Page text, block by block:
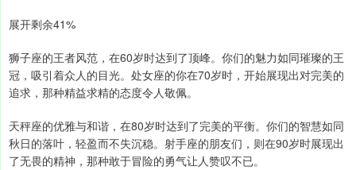
展开剩余41%
狮子座的王者风范，在60岁时达到了顶峰。你们的魅力如同璀璨的王
冠，吸引着众人的目光。处女座的你在70岁时，开始展现出对完美的
追求，那种精益求精的态度令人敬佩。
天秤座的优雅与和谐，在80岁时达到了完美的平衡。你们的智慧如同
秋日的落叶，轻盈而不失沉稳。射手座的朋友们，则在90岁时展现出
了无畏的精神，那种敢于冒险的勇气让人赞叹不已。